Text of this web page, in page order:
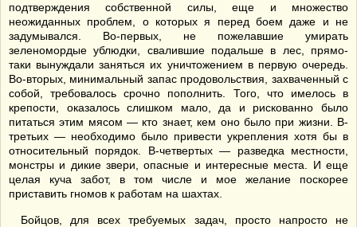
подтверждения собственной силы, еще и множество
неожиданных проблем, о которых я перед боем даже и не
задумывался. Во-первых, не пожелавшие умирать
зеленомордые ублюдки, свалившие подальше в лес, прямо-
таки вынуждали заняться их уничтожением в первую очередь.
Во-вторых, минимальный запас продовольствия, захваченный с
собой, требовалось срочно пополнить. Того, что имелось в
крепости, оказалось слишком мало, да и рискованно было
питаться этим мясом — кто знает, кем оно было при жизни. В-
третьих — необходимо было привести укрепления хотя бы в
относительный порядок. В-четвертых — разведка местности,
монстры и дикие звери, опасные и интересные места. И еще
целая куча забот, в том числе и мое желание поскорее
приставить гномов к работам на шахтах.
Бойцов, для всех требуемых задач, просто напросто не